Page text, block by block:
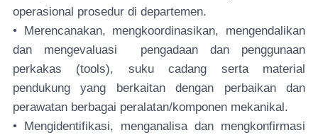
operasional prosedur di departemen.
• Merencanakan, mengkoordinasikan, mengendalikan
dan mengevaluasi pengadaan dan penggunaan
perkakas (tools), suku cadang serta material
pendukung yang berkaitan dengan perbaikan dan
perawatan berbagai peralatan/komponen mekanikal.
• Mengidentifikasi, menganalisa dan mengkonfirmasi